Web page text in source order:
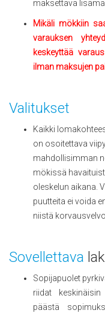
maksettava
Mikäli mökkiin
varauksen
keskeyttää
ilman maksujen
Valitukset
Kaikki
on osoitettava
mahdollisimman
mökissä
oleskelun aikana.
puutteita ei voida
niistä
Sovellettava
Sopijapuolet
riidat
päästä